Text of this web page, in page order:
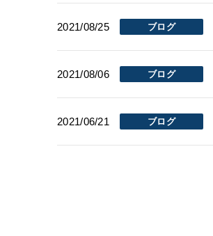
2021/08/25 ブログ
2021/08/06 ブログ
2021/06/21 ブログ